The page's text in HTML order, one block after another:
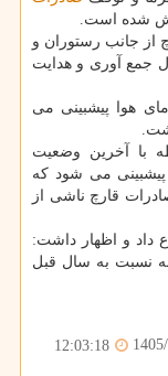
شده است.
از جانب رستوران و
جمع آوری و هدایت
هوا پیشبینی می
با آخرین وضعیت
پیشبینی می شود که
قارچ ناشی از
اطلاع داد و اظهار داشت:
نسبت به سال قبل
12:03:18